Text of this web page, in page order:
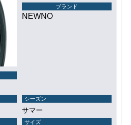
ブランド
NEWNO
シーズン
サマー
サイズ